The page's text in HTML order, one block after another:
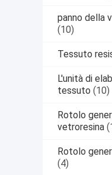
panno della
(10)
Tessuto
L'unità di
tessuto (10)
Rotolo
vetroresina
Rotolo
(4)